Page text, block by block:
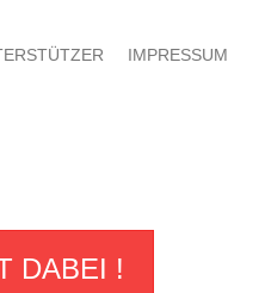
IMPRESSUM
DABEI !